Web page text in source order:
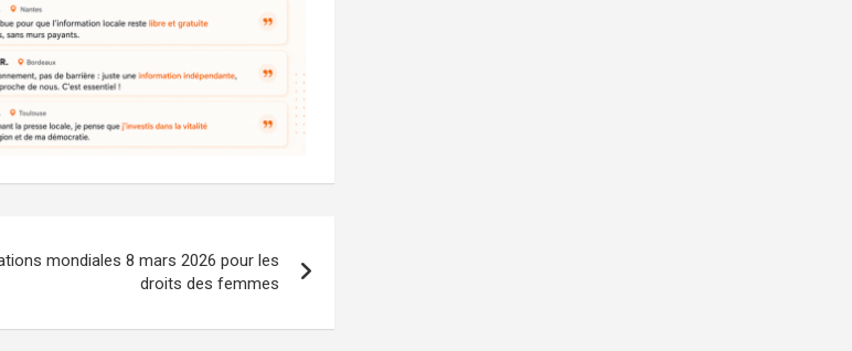
mondiales 8 mars 2026 pour les
droits des femmes